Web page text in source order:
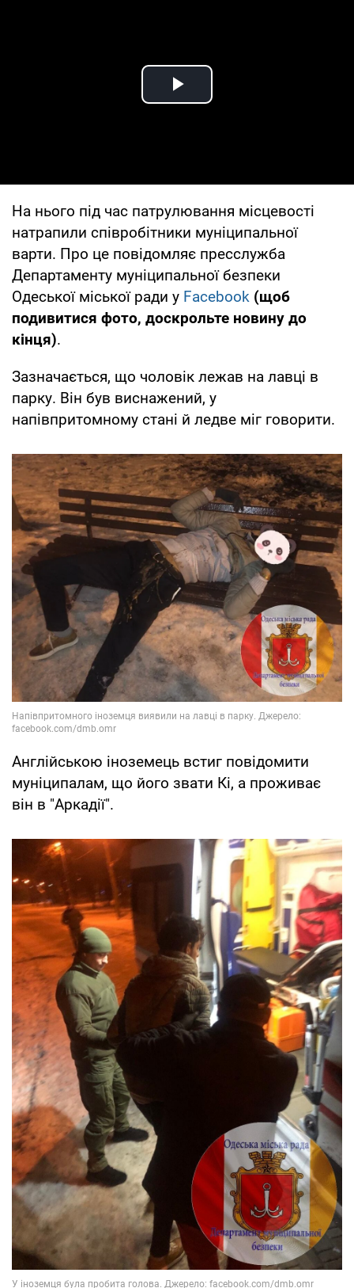
Play Video
На нього під час патрулювання місцевості
натрапили співробітники муніципальної
варти. Про це повідомляє пресслужба
Департаменту муніципальної безпеки
Одеської міської ради у Facebook (щоб
подивитися фото, доскрольте новину до
кінця).
Зазначається, що чоловік лежав на лавці в
парку. Він був виснажений, у
напівпритомному стані й ледве міг говорити.
Англійською іноземець встиг повідомити
муніципалам, що його звати Кі, а проживає
він в "Аркадії".